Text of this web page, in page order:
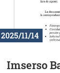
2025/11/14
Imserso